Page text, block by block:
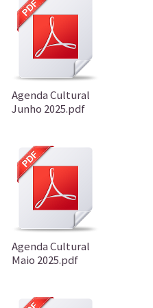
Agenda Cultural
Junho 2025.pdf
Agenda Cultural
Maio 2025.pdf